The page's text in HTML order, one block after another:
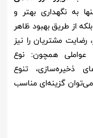
به نگهداری بهتر و
از طریق بهبود ظاهر
رضایت مشتریان را نیز
عواملی همچون: نوع
ذخیره‌سازی، تنوع
گزینه‌ای مناسب